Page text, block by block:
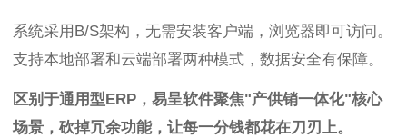
系统采用B/S架构，无需安装客户端，浏览器即可访问。
支持本地部署和云端部署两种模式，数据安全有保障。
区别于通用型ERP，易呈软件聚焦"产供销一体化"核心
场景，砍掉冗余功能，让每一分钱都花在刀刃上。